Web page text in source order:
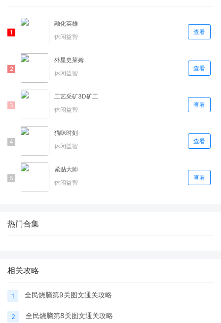
融化英雄
休闲益智
查看
外星史莱姆
休闲益智
查看
工艺采矿3D矿工
休闲益智
查看
猫咪时刻
休闲益智
查看
紧贴大师
休闲益智
查看
热门合集
相关攻略
1 全民烧脑第9关图文通关攻略
2 全民烧脑第8关图文通关攻略